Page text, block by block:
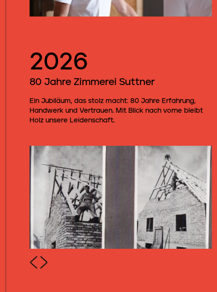
2026
80 Jahre Zimmerei Suttner
Ein Jubiläum, das stolz macht: 80 Jahre Erfahrung,
Handwerk und Vertrauen. Mit Blick nach vorne bleibt
Holz unsere Leidenschaft.